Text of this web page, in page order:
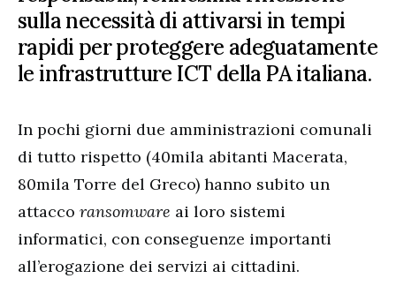
sulla necessità di attivarsi in tempi
rapidi per proteggere adeguatamente
le infrastrutture ICT della PA italiana.
In pochi giorni due amministrazioni comunali
di tutto rispetto (40mila abitanti Macerata,
80mila Torre del Greco) hanno subito un
attacco ransomware ai loro sistemi
informatici, con conseguenze importanti
all’erogazione dei servizi ai cittadini.